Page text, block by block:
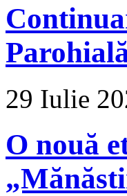
29 Iulie
O nouă